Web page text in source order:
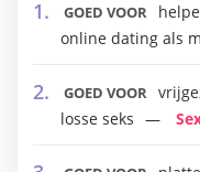
GOED VOOR
online dating als
GOED VOOR
losse seks